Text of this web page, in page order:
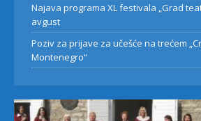
Najava programa XL festivala „Grad
avgust
Poziv za prijave za učešće na trećem
Montenegro“